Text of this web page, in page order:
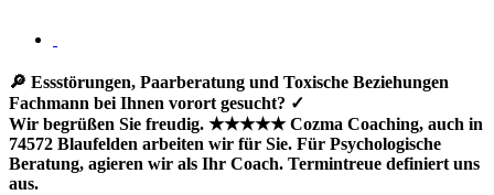
🔎 Essstörungen, Paarberatung und Toxische Beziehungen
Fachmann bei Ihnen vorort gesucht? ✓
Wir begrüßen Sie freudig. ★★★★★ Cozma Coaching, auch in
74572 Blaufelden arbeiten wir für Sie. Für Psychologische
Beratung, agieren wir als Ihr Coach. Termintreue definiert uns
aus.